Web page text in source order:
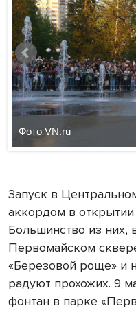
Фото VN.ru
Запуск в
аккордом в
Большинство из них,
Первомайском
«Березовой роще» и
радуют прохожих. 9
фонтан в парке